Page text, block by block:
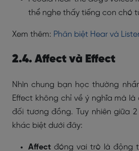
thể nghe thấy tiếng con chó
Xem thêm: Phân biệt Hear và
2.4. Affect và Effect
Nhìn chung bạn học thường
Effect không chỉ về ý nghĩa mà
đối tương đồng. Tuy nhiên giữa
khác biệt dưới đây:
Affect đóng vai trò là động